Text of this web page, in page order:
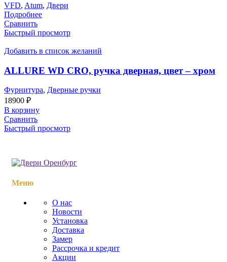
VFD, Atum, Двери
Подробнее
Сравнить
Быстрый просмотр
Добавить в список желаний
ALLURE WD CRO, ручка дверная, цвет – хром
Фурнитура, Дверные ручки
18900 ₽
В корзину
Сравнить
Быстрый просмотр
Меню
О нас
Новости
Установка
Доставка
Замер
Рассрочка и кредит
Акции